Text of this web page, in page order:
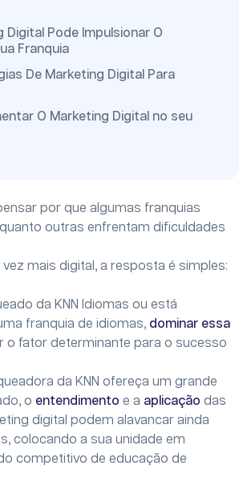
Digital Pode Impulsionar O
Franquia
De Marketing Digital Para
O Marketing Digital no seu
por que algumas franquias
outras enfrentam dificuldades
mais digital, a resposta é simples:
da KNN Idiomas ou está
franquia de idiomas, dominar essa
o fator determinante para o sucesso
da KNN ofereça um grande
o entendimento e a aplicação das
digital podem alavancar ainda
colocando a sua unidade em
competitivo de educação de